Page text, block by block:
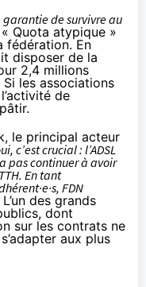
garantie de survivre au
Quota atypique »
fédération. En
disposer de la
2,4 millions
Si les associations
de
le principal acteur
c’est crucial : l’ADSL
pas continuer à avoir
En tant
FDN
des grands
dont
sur les contrats ne
aux plus